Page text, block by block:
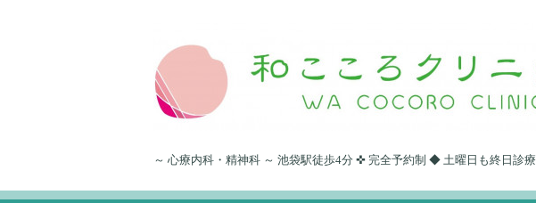
～ 心療内科・精神科 ～ 池袋駅徒歩4分 ✜ 完全予約制 ◆ 土曜日も終日診療